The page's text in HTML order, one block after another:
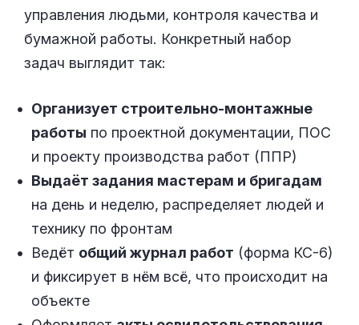
управления людьми, контроля качества и
бумажной работы. Конкретный набор
задач выглядит так:
Организует строительно-монтажные
работы по проектной документации, ПОС
и проекту производства работ (ППР)
Выдаёт задания мастерам и бригадам
на день и неделю, распределяет людей и
технику по фронтам
Ведёт общий журнал работ (форма КС-6)
и фиксирует в нём всё, что происходит на
объекте